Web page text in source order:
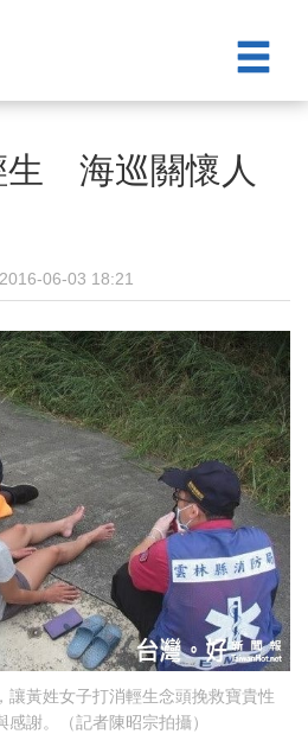
生 海巡關懷人
2016-06-03 18:21
讓黃姓女子打消輕生念頭挽救寶貴性
謝。（記者陳昭宗拍攝）